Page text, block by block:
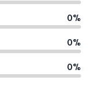
0%
0%
0%